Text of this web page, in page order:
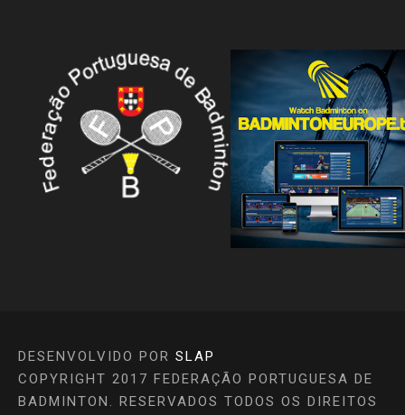
DESENVOLVIDO POR SLAP
COPYRIGHT 2017 FEDERAÇÃO PORTUGUESA DE
BADMINTON. RESERVADOS TODOS OS DIREITOS